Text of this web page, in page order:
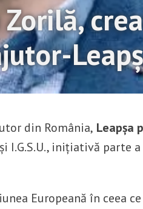
din România, Leapșa
I.G.S.U., inițiativă parte a
Europeană în ceea